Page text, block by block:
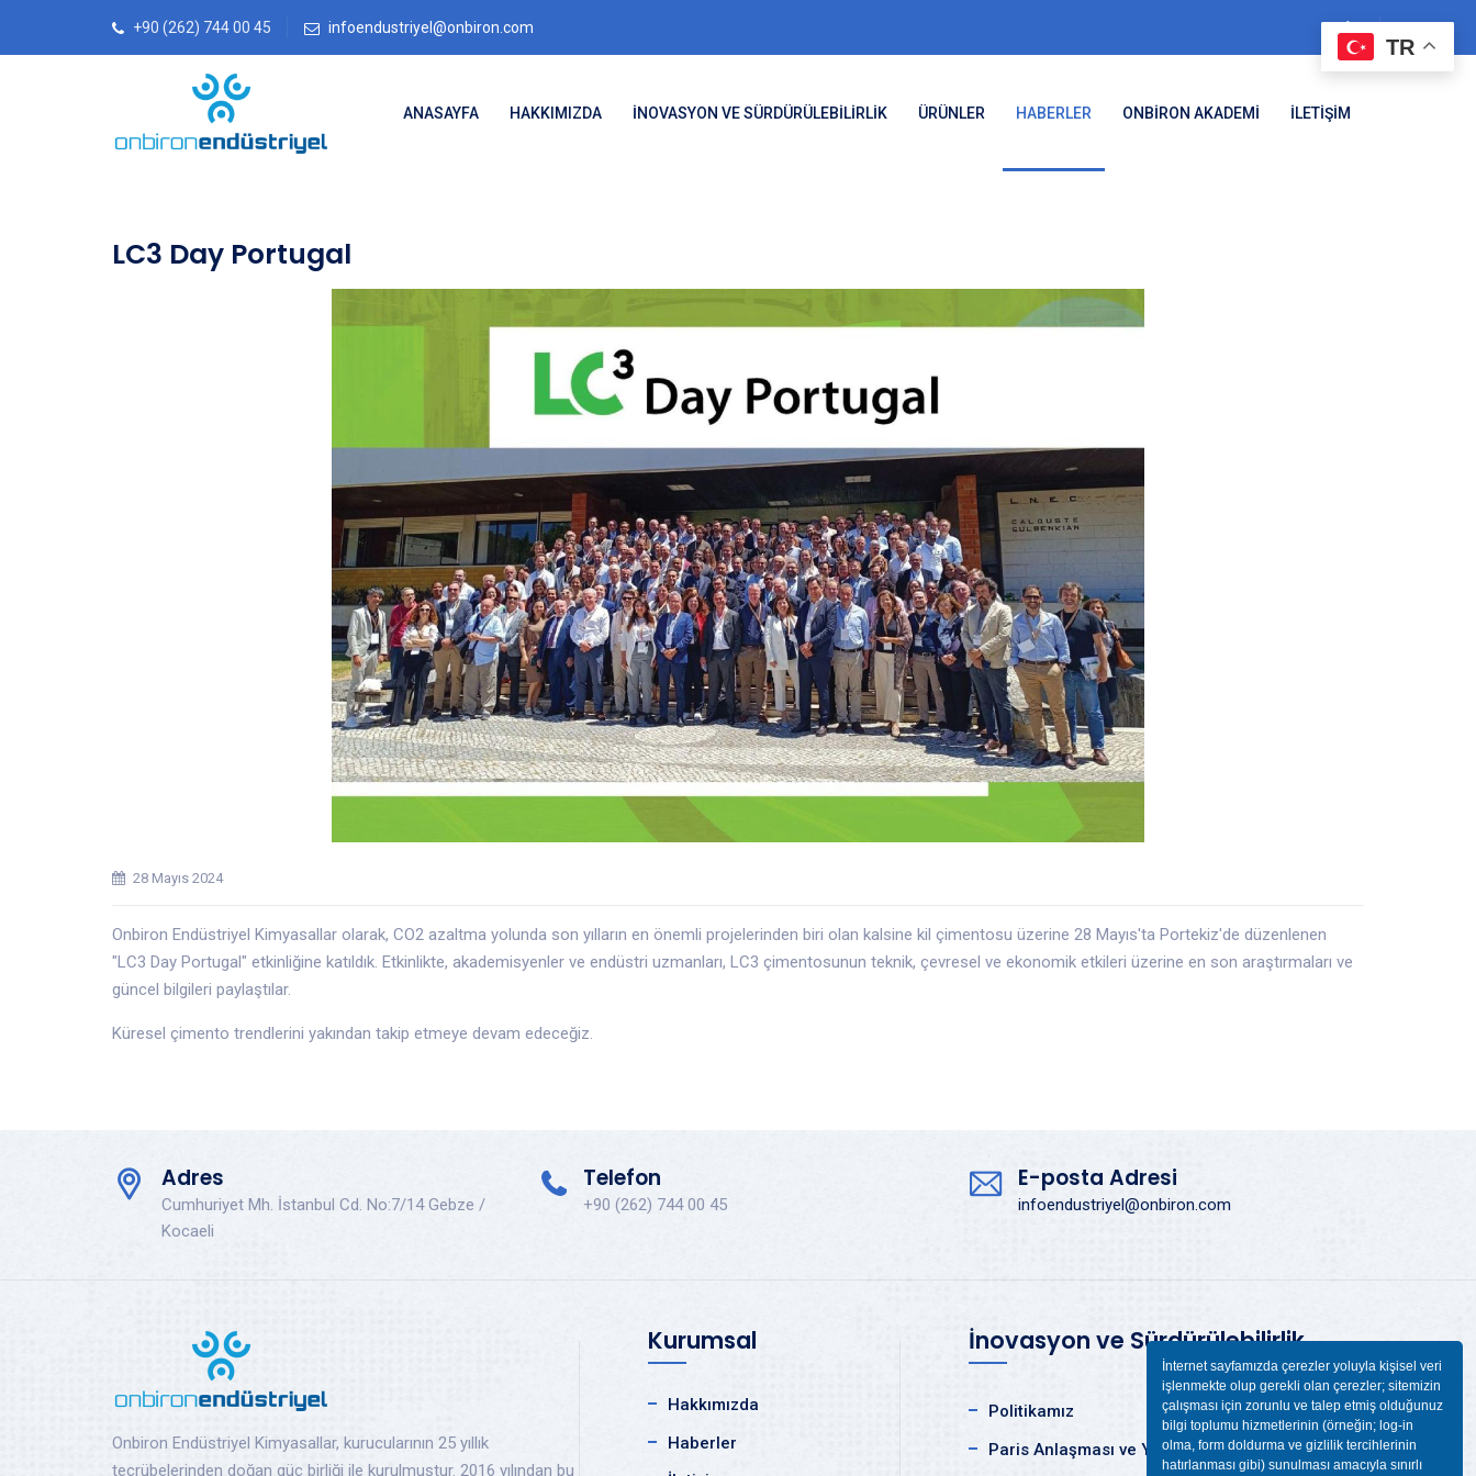
İnternet sayfamızda çerezler yoluyla kişisel veri
işlenmekte olup gerekli olan çerezler; sitemizin
çalışması için zorunlu ve talep etmiş olduğunuz
bilgi toplumu hizmetlerinin (örneğin; log-in
olma, form doldurma ve gizlilik tercihlerinin
hatırlanması gibi) sunulması amacıyla sınırlı
+90 (262) 744 00 45 infoendustriyel@onbiron.com
ANASAYFA HAKKIMIZDA İNOVASYON VE SÜRDÜRÜLEBİLİRLİK ÜRÜNLER HABERLER ONBİRON AKADEMİ İLETİŞİM
LC3 Day Portugal
28 Mayıs 2024
Onbiron Endüstriyel Kimyasallar olarak, CO2 azaltma yolunda son yılların en önemli projelerinden biri olan kalsine kil çimentosu üzerine 28 Mayıs'ta Portekiz'de düzenlenen
"LC3 Day Portugal" etkinliğine katıldık. Etkinlikte, akademisyenler ve endüstri uzmanları, LC3 çimentosunun teknik, çevresel ve ekonomik etkileri üzerine en son araştırmaları ve
güncel bilgileri paylaştılar.
Küresel çimento trendlerini yakından takip etmeye devam edeceğiz.
Adres
Cumhuriyet Mh. İstanbul Cd. No:7/14 Gebze /
Kocaeli
Telefon
+90 (262) 744 00 45
E-posta Adresi
infoendustriyel@onbiron.com
Onbiron Endüstriyel Kimyasallar, kurucularının 25 yıllık
tecrübelerinden doğan güç birliği ile kurulmuştur. 2016 yılından bu
Kurumsal
Hakkımızda
Haberler
İnovasyon ve Sürdürülebilirlik
Politikamız
Paris Anlaşması ve Yeşil Mutabakat
TR